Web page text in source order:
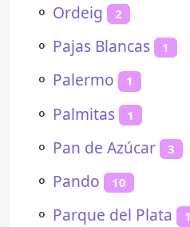
⚬ Ordeig 2
⚬ Pajas Blancas 1
⚬ Palermo 1
⚬ Palmitas 1
⚬ Pan de Azúcar 3
⚬ Pando 10
⚬ Parque del Plata 1